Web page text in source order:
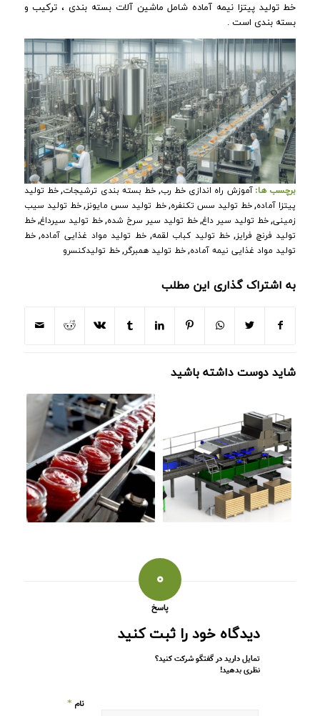
خط تولید پیتزا نیمه آماده شامل ماشین آلات بسته بندی ، ترکیب و
بسته بندی است .
برچسب ها: آموزش راه اندازی خط رب, خط بسته بندی ترشیجات,خط تولید
پیتزا آماده,خط تولید سس تکنفره,خط تولید سس مایونز,خط تولید سیب
زمینی,خط تولید سیر داغ,خط تولید سیر سرخ شده,خط تولید سیرداغ,خط
تولید فرنچ فرایز, خط تولید کباب لقمه,خط تولید مواد غذایی آماده,خط
تولید مواد غذایی نیمه آماده,خط تولید همبرگر,خط تولیدکنسرو
به اشتراک گذاری این مطلب
شاید دوست داشته باشید
۰
پاسخ
دیدگاه خود را ثبت کنید
تمایل دارید در گفتگو شرکت کنید؟
نظری بدهید!
نام *